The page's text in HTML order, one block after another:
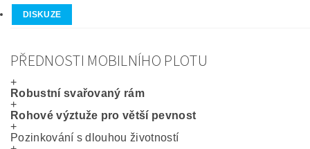
DISKUZE
PŘEDNOSTI MOBILNÍHO PLOTU
+
Robustní svařovaný rám
+
Rohové výztuže pro větší pevnost
+
Pozinkování s dlouhou životností